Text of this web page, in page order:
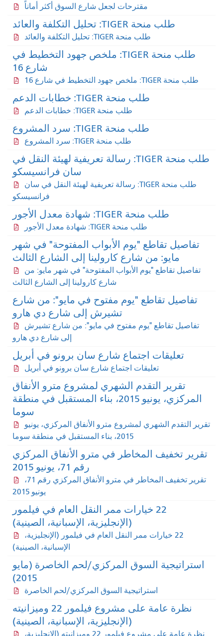
مقترحات لجعل شارع السوق أكثر أماناً
طلب منحة TIGER: تحليل التكلفة والعائد
طلب منحة TIGER: تحليل التكلفة والعائد
طلب منحة TIGER: ملخص جهود التخطيط في
شارع 16
طلب منحة TIGER: ملخص جهود التخطيط في شارع 16
طلب منحة TIGER: خطابات الدعم
طلب منحة TIGER: خطابات الدعم
طلب منحة TIGER: سرد المشروع
طلب منحة TIGER: سرد المشروع
طلب منحة TIGER: رسالة تعريفية لهيئة النقل في
سان فرانسيسكو
طلب منحة TIGER: رسالة تعريفية لهيئة النقل في سان
فرانسيسكو
طلب منحة TIGER: شهادة معدل الأجور
طلب منحة TIGER: شهادة معدل الأجور
تفاصيل تقاطع "يوم الأبواب المفتوحة" في شهر
مايو: من شارع كارولينا إلى الشارع الثالث
تفاصيل تقاطع "يوم الأبواب المفتوحة" في شهر مايو: من
شارع كارولينا إلى الشارع الثالث
تفاصيل تقاطع "يوم مفتوح في مايو": من شارع
تشيرش إلى شارع دي هارو
تفاصيل تقاطع "يوم مفتوح في مايو": من شارع تشيرش
إلى شارع دي هارو
تعليقات اجتماع شارع سان برونو في أبريل
تعليقات اجتماع شارع سان برونو في أبريل
تقرير التقدم الشهري لمشروع مترو الأنفاق
المركزي، يونيو 2015، بناء المستقبل في منطقة
سوما
التقدم الشهري لمشروع مترو الأنفاق المركزي، يونيو
2015، بناء المستقبل في منطقة سوما
تخفيف المخاطر في مترو الأنفاق المركزي
رقم 71، يونيو 2015
تقرير تخفيف المخاطر في مترو الأنفاق المركزي رقم 71،
22 خيارات ممر النقل العام في فيلمور
(الإنجليزية، الإسبانية، الصينية)
22 خيارات ممر النقل العام في فيلمور (الإنجليزية،
الإسبانية، الصينية)
استراتيجية السوق المركزي/لحم الخاصرة (مايو
2015)
استراتيجية السوق المركزي/لحم الخاصرة
نظرة عامة على مشروع فيلمور 22 وميزانيته
(الإنجليزية، الإسبانية، الصينية)
نظرة عامة على مشروع فيلمور 22 وميزانيته (الإنجليزية،